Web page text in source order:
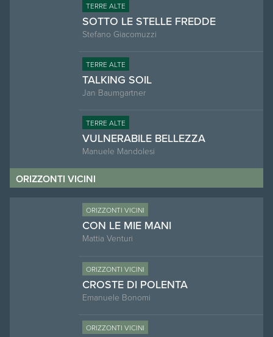
TERRE ALTE
SOTTO LE STELLE FREDDE
Stefano Giacomuzzi
TERRE ALTE
TALKING SOIL
Jan Baumgartner
TERRE ALTE
VULNERABILE BELLEZZA
Manuele Mandolesi
ORIZZONTI VICINI
ORIZZONTI VICINI
CON LE MIE MANI
Mattia Venturi
ORIZZONTI VICINI
CROSTE DI POLENTA
Emanuele Bonomi
ORIZZONTI VICINI